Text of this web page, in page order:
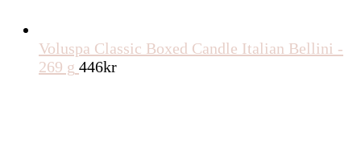
Voluspa Classic Boxed Candle Italian Bellini -
269 g 446kr